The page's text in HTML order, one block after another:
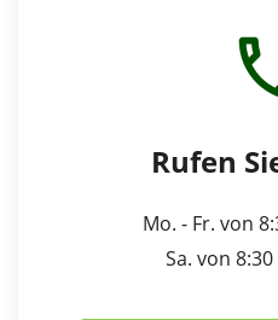
Rufen
Mo. - Fr. von
Sa. von